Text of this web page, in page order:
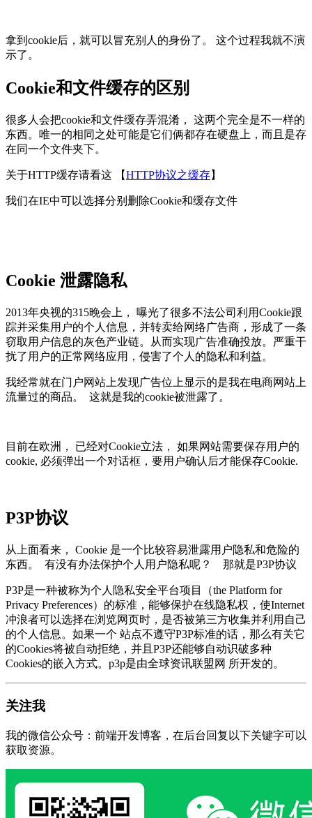
拿到cookie后，就可以冒充别人的身份了。 这个过程我就不演
示了。
Cookie和文件缓存的区别
很多人会把cookie和文件缓存弄混淆， 这两个完全是不一样的
东西。唯一的相同之处可能是它们俩都存在硬盘上，而且是存
在同一个文件夹下。
关于HTTP缓存请看这 【HTTP协议之缓存】
我们在IE中可以选择分别删除Cookie和缓存文件
Cookie 泄露隐私
2013年央视的315晚会上， 曝光了很多不法公司利用Cookie跟
踪并采集用户的个人信息，并转卖给网络广告商，形成了一条
窃取用户信息的灰色产业链。从而实现广告准确投放。严重干
扰了用户的正常网络应用，侵害了个人的隐私和利益。
我经常就在门户网站上发现广告位上显示的是我在电商网站上
流量过的商品。 这就是我的cookie被泄露了。
目前在欧洲， 已经对Cookie立法， 如果网站需要保存用户的
cookie, 必须弹出一个对话框，要用户确认后才能保存Cookie.
P3P协议
从上面看来， Cookie 是一个比较容易泄露用户隐私和危险的
东西。 有没有办法保护个人用户隐私呢？ 那就是P3P协议
P3P是一种被称为个人隐私安全平台项目（the Platform for
Privacy Preferences）的标准，能够保护在线隐私权，使Internet
冲浪者可以选择在浏览网页时，是否被第三方收集并利用自己
的个人信息。如果一个 站点不遵守P3P标准的话，那么有关它
的Cookies将被自动拒绝，并且P3P还能够自动识破多种
Cookies的嵌入方式。p3p是由全球资讯联盟网 所开发的。
关注我
我的微信公众号：前端开发博客，在后台回复以下关键字可以
获取资源。